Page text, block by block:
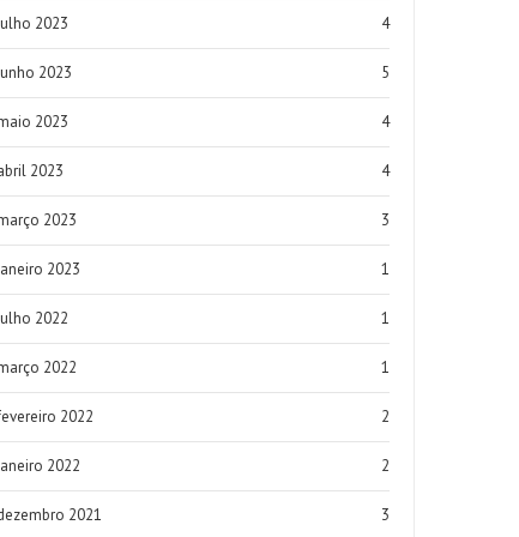
2023 4
2023 5
2023 4
2023 4
2023 3
2023 1
2022 1
2022 1
2022 2
2022 2
2021 3